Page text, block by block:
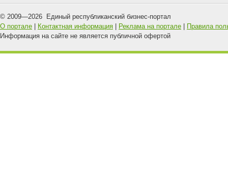
© 2009—2026 Единый республиканский бизнес-портал
О портале
Контактная информация Реклама на портале
Правила
Информация на сайте не является публичной офертой